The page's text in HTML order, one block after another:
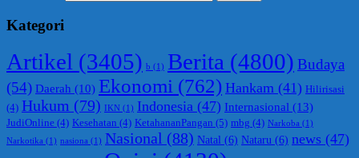
Kategori
Artikel (3405) b (1) Berita (4800) Budaya
(54) Daerah (10) Ekonomi (762) Hankam (41) Hilirisasi
(4) Hukum (79) IKN (1) Indonesia (47) Internasional (13)
JudiOnline (4) Kesehatan (4) KetahananPangan (5) mbg (4) Narkoba (1)
Narkotika (1) nasiona (1) Nasional (88) Natal (6) Nataru (6) news (47)